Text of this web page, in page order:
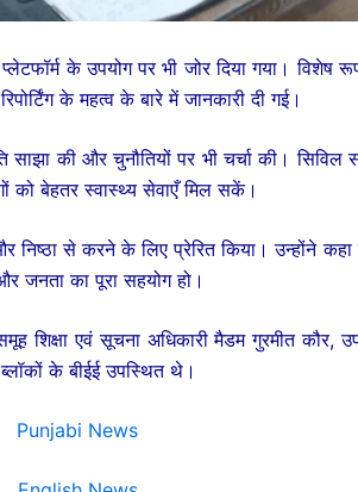
के उपयोग पर भी जोर दिया गया। विशेष
के महत्व के बारे में जानकारी दी गई।
की और चुनौतियों पर भी चर्चा की। सिविल
को बेहतर स्वास्थ्य सेवाएँ मिल सकें।
से करने के लिए प्रेरित किया। उन्होंने कहा
जनता का पूरा सहयोग हो।
शिक्षा एवं सूचना अधिकारी मैडम गुरमीत कौर,
के बीईई उपस्थित थे।
Punjabi News